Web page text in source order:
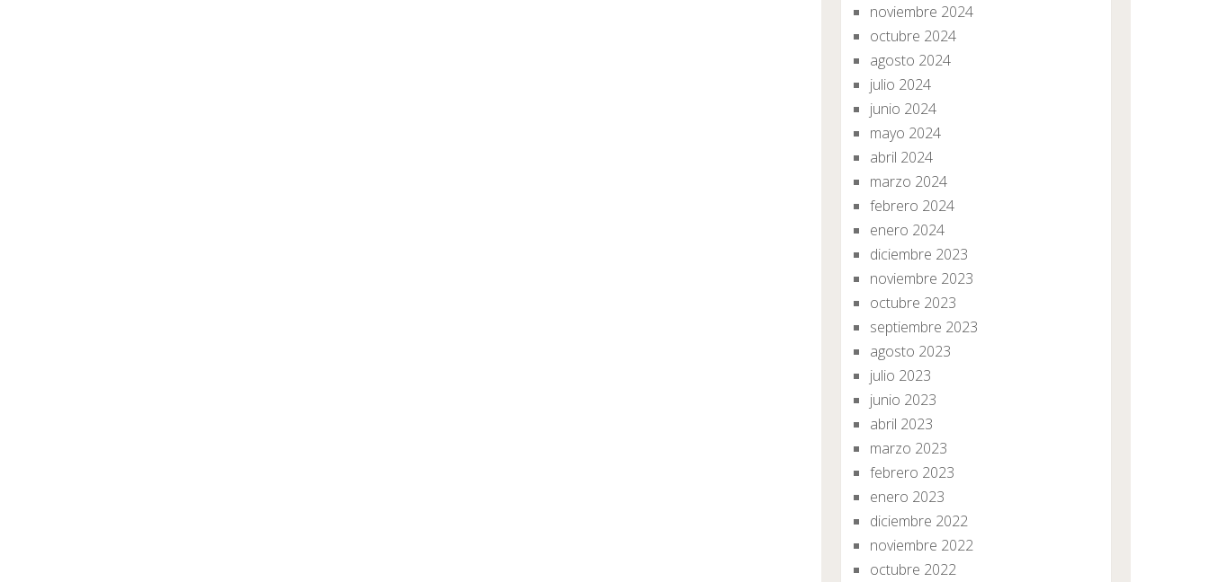
noviembre 2024
octubre 2024
agosto 2024
julio 2024
junio 2024
mayo 2024
abril 2024
marzo 2024
febrero 2024
enero 2024
diciembre 2023
noviembre 2023
octubre 2023
septiembre 2023
agosto 2023
julio 2023
junio 2023
abril 2023
marzo 2023
febrero 2023
enero 2023
diciembre 2022
noviembre 2022
octubre 2022